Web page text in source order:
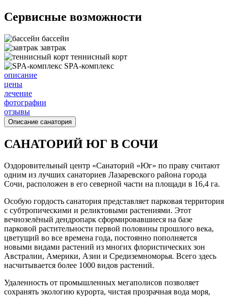
Сервисные возможности
бассейн
завтрак
теннисный корт
SPA-комплекс
описание
цены
лечение
фотографии
отзывы
Описание санатория
САНАТОРИЙ ЮГ В СОЧИ
Оздоровительный центр «Санаторий «Юг» по праву считают
одним из лучших санаториев Лазаревского района города
Сочи, расположен в его северной части на площади в 16,4 га.
Особую гордость санатория представляет парковая территория
с субтропическими и реликтовыми растениями. Этот
вечнозелёный дендропарк сформировавшиеся на базе
парковой растительности первой половины прошлого века,
цветущий во все времена года, постоянно пополняется
новыми видами растений из многих флористических зон
Австралии, Америки, Азии и Средиземноморья. Всего здесь
насчитывается более 1000 видов растений.
Удаленность от промышленных мегаполисов позволяет
сохранять экологию курорта, чистая прозрачная вода моря,